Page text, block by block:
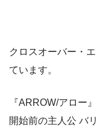
クロスオーバー・
ています。
『ARROW/アロー
開始前の主人公 バ